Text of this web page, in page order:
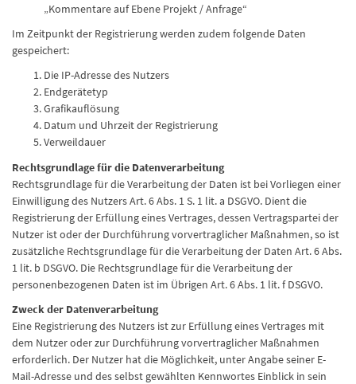
„Kommentare auf Ebene Projekt / Anfrage“
Im Zeitpunkt der Registrierung werden zudem folgende Daten
gespeichert:
Die IP-Adresse des Nutzers
Endgerätetyp
Grafikauflösung
Datum und Uhrzeit der Registrierung
Verweildauer
Rechtsgrundlage für die Datenverarbeitung
Rechtsgrundlage für die Verarbeitung der Daten ist bei Vorliegen einer
Einwilligung des Nutzers Art. 6 Abs. 1 S. 1 lit. a DSGVO. Dient die
Registrierung der Erfüllung eines Vertrages, dessen Vertragspartei der
Nutzer ist oder der Durchführung vorvertraglicher Maßnahmen, so ist
zusätzliche Rechtsgrundlage für die Verarbeitung der Daten Art. 6 Abs.
1 lit. b DSGVO. Die Rechtsgrundlage für die Verarbeitung der
personenbezogenen Daten ist im Übrigen Art. 6 Abs. 1 lit. f DSGVO.
Zweck der Datenverarbeitung
Eine Registrierung des Nutzers ist zur Erfüllung eines Vertrages mit
dem Nutzer oder zur Durchführung vorvertraglicher Maßnahmen
erforderlich. Der Nutzer hat die Möglichkeit, unter Angabe seiner E-
Mail-Adresse und des selbst gewählten Kennwortes Einblick in sein